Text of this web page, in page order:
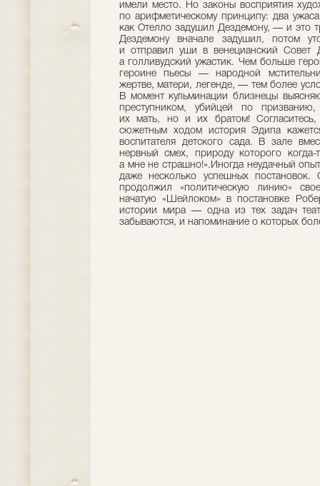
имели место. Но законы восприятия
по арифметическому принципу: два
как Отелло задушил Дездемону, — и это
Дездемону вначале задушил, потом
и отправил уши в венецианский
а голливудский ужастик. Чем больше
героине пьесы — народной
жертве, матери, легенде, — тем более
В момент кульминации близнецы
преступником, убийцей по
их мать, но и их братом!
сюжетным ходом история Эдипа
воспитателя детского сада. В зале
нервный смех, природу которого
а мне не страшно!».Иногда неудачный
даже несколько успешных постановок.
продолжил «политическую линию»
начатую «Шейлоком» в постановке
истории мира — одна из тех задач
забываются, и напоминание о которых